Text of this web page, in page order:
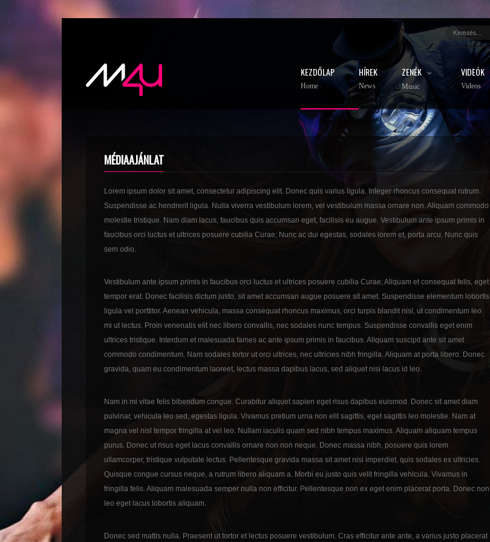
KEZDŐLAP
Home
HÍREK
News
ZENÉK
Music
VIDEÓK
Videos
MÉDIAAJÁNLAT
Lorem ipsum dolor sit amet, consectetur adipiscing elit. Donec quis varius ligula. Integer rhoncus consequat rutrum.
Suspendisse ac hendrerit ligula. Nulla viverra vestibulum lorem, vel vestibulum massa ornare non. Aliquam commodo
molestie tristique. Nam diam lacus, faucibus quis accumsan eget, facilisis eu augue. Vestibulum ante ipsum primis in
faucibus orci luctus et ultrices posuere cubilia Curae; Nunc ac dui egestas, sodales lorem et, porta arcu. Nunc quis
sem odio.
Vestibulum ante ipsum primis in faucibus orci luctus et ultrices posuere cubilia Curae; Aliquam et consequat felis, eget
tempor erat. Donec facilisis dictum justo, sit amet accumsan augue posuere sit amet. Suspendisse elementum lobortis
ligula vel porttitor. Aenean vehicula, massa consequat rhoncus maximus, orci turpis blandit nisl, ut condimentum leo
mi ut lectus. Proin venenatis elit nec libero convallis, nec sodales nunc tempus. Suspendisse convallis eget enim
ultrices tristique. Interdum et malesuada fames ac ante ipsum primis in faucibus. Aliquam suscipit ante sit amet
commodo condimentum. Nam sodales tortor ut orci ultrices, nec ultricies nibh fringilla. Aliquam at porta libero. Donec
gravida, quam eu condimentum laoreet, lectus massa dapibus lacus, sed aliquet nisi lacus id leo.
Nam in mi vitae felis bibendum congue. Curabitur aliquet sapien eget risus dapibus euismod. Donec sit amet diam
pulvinar, vehicula leo sed, egestas ligula. Vivamus pretium urna non elit sagittis, eget sagittis leo molestie. Nam at
magna vel nisl tempor fringilla at vel leo. Nullam iaculis quam sed nibh tempus maximus. Aliquam aliquam tempus
purus. Donec ut risus eget lacus convallis ornare non non neque. Donec massa nibh, posuere quis lorem
ullamcorper, tristique vulputate lectus. Pellentesque gravida massa sit amet nisi imperdiet, quis sodales ex ultricies.
Quisque congue cursus neque, a rutrum libero aliquam a. Morbi eu justo quis velit fringilla vehicula. Vivamus in
fringilla felis. Aliquam malesuada semper nulla non efficitur. Pellentesque non ex eget enim placerat porta. Donec non
leo eget lacus lobortis aliquam.
Donec sed mattis nulla. Praesent ut tortor et lectus posuere vestibulum. Cras efficitur ante ante, a varius justo placerat